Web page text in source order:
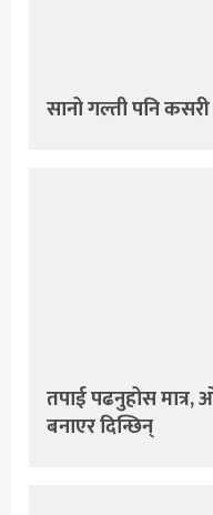
सानो गल्ती पनि
तपाई पढनुहोस मात्र,
बनाएर दिन्छिन्